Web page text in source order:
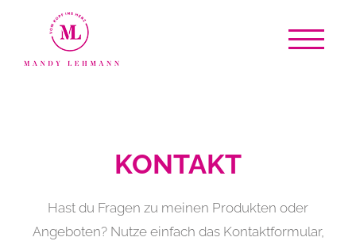
springen
KONTAKT
Hast du Fragen zu meinen Produkten oder
Angeboten? Nutze einfach das Kontaktformular,